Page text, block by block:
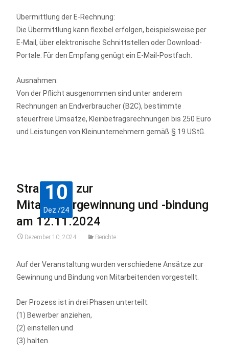
Übermittlung der E-Rechnung:
Die Übermittlung kann flexibel erfolgen, beispielsweise per
E-Mail, über elektronische Schnittstellen oder Download-
Portale. Für den Empfang genügt ein E-Mail-Postfach.
Ausnahmen:
Von der Pflicht ausgenommen sind unter anderem
Rechnungen an Endverbraucher (B2C), bestimmte
steuerfreie Umsätze, Kleinbetragsrechnungen bis 250 Euro
und Leistungen von Kleinunternehmern gemäß § 19 UStG.
10
Dez./24
Strategien zur
Mitarbeitergewinnung und -bindung
am 12.11.2024
Dezember 10, 2024 Berichte
Auf der Veranstaltung wurden verschiedene Ansätze zur
Gewinnung und Bindung von Mitarbeitenden vorgestellt.
Der Prozess ist in drei Phasen unterteilt:
(1) Bewerber anziehen,
(2) einstellen und
(3) halten.